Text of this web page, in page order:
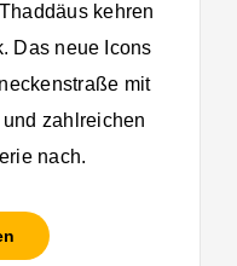
kehren
Das neue Icons
mit
zahlreichen
nach.